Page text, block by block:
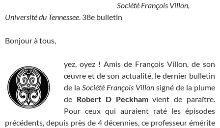
Société François Villon,
Université du Tennessee. 38e bulletin
Bonjour à tous,
yez, oyez ! Amis de François Villon, de son
œuvre et de son actualité, le dernier bulletin
de la Société François Villon signé de la plume
de Robert D Peckhamvient de paraître.
Pour ceux qui auraient raté les épisodes
précédents, depuis près de 4 décennies, ce professeur émérite